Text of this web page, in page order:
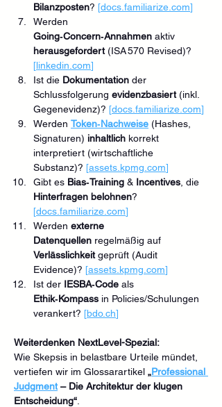
Bilanzposten? [docs.familiarize.com]
Werden
Going‑Concern‑Annahmen aktiv
herausgefordert (ISA 570 Revised)?
[linkedin.com]
Ist die Dokumentation der
Schlussfolgerung evidenzbasiert (inkl.
Gegenevidenz)? [docs.familiarize.com]
Werden Token‑Nachweise (Hashes,
Signaturen) inhaltlich korrekt
interpretiert (wirtschaftliche
Substanz)? [assets.kpmg.com]
Gibt es Bias‑Training & Incentives , die
Hinterfragen belohnen?
[docs.familiarize.com]
Werden externe
Datenquellen regelmäßig auf
Verlässlichkeit geprüft (Audit
Evidence)? [assets.kpmg.com]
Ist der IESBA‑Code als
Ethik‑Kompass in Policies/Schulungen
verankert? [bdo.ch]
Weiterdenken NextLevel-Spezial:
Wie Skepsis in belastbare Urteile mündet,
vertiefen wir im Glossarartikel „Professional
Judgment – Die Architektur der klugen
Entscheidung“